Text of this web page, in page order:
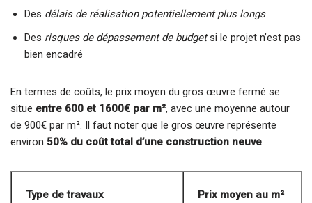
Des délais de réalisation potentiellement plus longs
Des risques de dépassement de budgetsi le projet n’est pas
bien encadré
En termes de coûts, le prix moyen du gros œuvre fermé se
situe entre 600 et 1600€ par m², avec une moyenne autour
de 900€ par m². Il faut noter que le gros œuvre représente
environ 50% du coût total d’une construction neuve.
Type de travaux Prix moyen au m²